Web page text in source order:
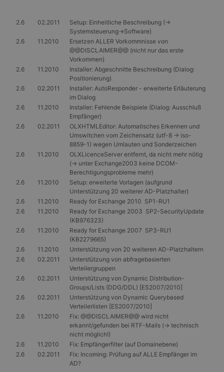
2.6 02.2011
Setup: Einheitliche Beschreibung (->
Systemsteuerung->Software)
2.6
11.2010
Ersetzen ALLER Vorkommnisse von
@@DISCLAIMER@@ (nicht nur das erste
Vorkommen)
2.6
11.2010
Installer: Abgeschnitte Beschreibung (Dialog:
Positionierung)
2.6
02.2011
Installer: AutoResponder - erweiterte Erläuterung
im Dialog
2.6
11.2010
Installer: Fehlende Beispiele (Dialog: Ausschluß
Empfänger)
2.6
02.2011
OLXHTMLEditor: Automatisches Erkennen und
Umswitchen vom Zeichensatz (utf-8 -> iso-
8859-1) wegen Umlauten und Sonderzeichen
2.6
11.2010
OLXLicenceServer entfernt, da nicht mehr nötig
(-> unter Exchange2003 keine DCOM-
Berechtigungsprobleme mehr)
2.6
11.2010
Setup: erweiterte Vorlagen (aufgrund
Unterstützung 20 weiterer AD-Platzhalter)
2.6
11.2010
Ready for Exchange 2010 SP1-RU1
2.6
11.2010
Ready for Exchange 2003 SP2-SecurityUpdate
(KB976323)
2.6
11.2010
Ready for Exchange 2007 SP3-RU1
(KB2279665)
2.6
11.2010
Unterstützung von 20 weiteren AD-Platzhaltern
2.6
02.2011
Unterstützung von abfragebasierten
Verteilergruppen
2.6
02.2011
Unterstützung von Dynamic Distribution-
Groups/Lists (DDG/DDL) [ES2007/2010]
2.6
02.2011
Unterstützung von Dynamic Querybased
Verteilerlisten [ES2007/2010]
2.6
11.2010
Fix: @@DISCLAIMER@@ wird nicht
erkannt/gefunden bei RTF-Mails (-> technisch
nicht möglich!)
2.6
11.2010
Fix: Empfängerfilter (auf Domainebene)
2.6
02.2011
Fix: Incoming: Prüfung auf ALLE Empfänger im
AD?
SRM_B
Microsoft
Corporation
.c.bing.com
1 Jahr
das
Funktionieren
dieser Website
Meta
Platform Inc.
.gangl.de
Wird von Facebook
eine Reihe von
Echtzeit-Gebote
von Werbekunden
Dritter
ANONCHK
Microsoft
Corporation
.c.clarity.ms
10 Minuten
Dieses Cookie
enthält
Website nutzt,
Endbenutzer